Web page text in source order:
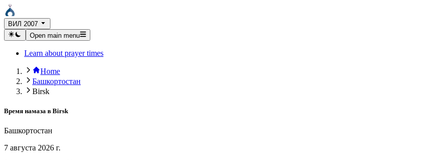
ВИЛ 2007
Open main menu
Learn about prayer times
Home
Башкортостан
Birsk
Время намаза в Birsk
Башкортостан
7 августа 2026 г.